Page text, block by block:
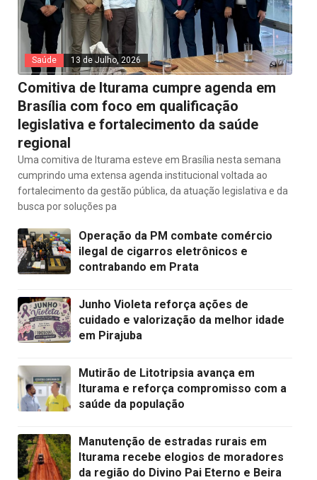
Saúde 13 de Julho, 2026
Comitiva de Iturama cumpre agenda em
Brasília com foco em qualificação
legislativa e fortalecimento da saúde
regional
Uma comitiva de Iturama esteve em Brasília nesta semana
cumprindo uma extensa agenda institucional voltada ao
fortalecimento da gestão pública, da atuação legislativa e da
busca por soluções pa
Operação da PM combate comércio
ilegal de cigarros eletrônicos e
contrabando em Prata
Junho Violeta reforça ações de
cuidado e valorização da melhor idade
em Pirajuba
Mutirão de Litotripsia avança em
Iturama e reforça compromisso com a
saúde da população
Manutenção de estradas rurais em
Iturama recebe elogios de moradores
da região do Divino Pai Eterno e Beira